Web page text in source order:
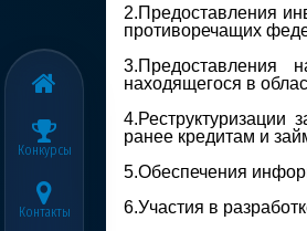
Конкурсы
Контакты
2.Предоставления
противоречащих
3.Предоставления
находящегося в
ранее кредитам и
5.Обеспечения
6.Участия в